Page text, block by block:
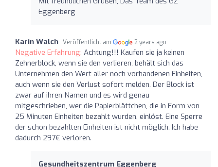
Eggenberg
Karin Walch Veröffentlicht am 2 years ago
Negative Erfahrung: Achtung!!! Kaufen sie ja keinen
Zehnerblock, wenn sie den verlieren, behält sich das
Unternehmen den Wert aller noch vorhandenen Einheiten,
auch wenn sie den Verlust sofort melden. Der Block ist
zwar auf ihren Namen und es wird genau
mitgeschrieben, wer die Papierblättchen, die in Form von
25 Minuten Einheiten bezahlt wurden, einlöst. Eine Sperre
der schon bezahlten Einheiten ist nicht möglich. Ich habe
dadurch 297€ verloren.
Gesundheitszentrum Eggenberg